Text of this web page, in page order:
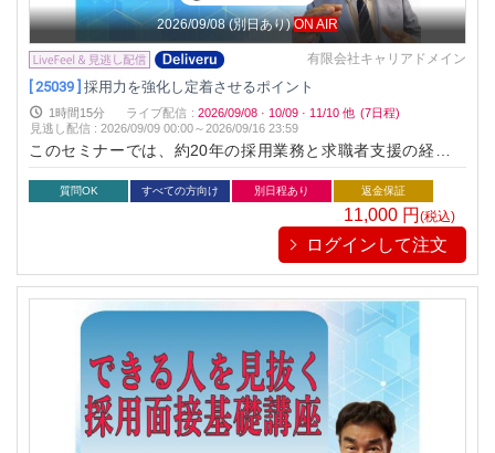
2026/09/08 (別日あり) ON AIR
有限会社キャリアドメイン
[ 25039 ] 採用力を強化し定着させるポイント
1時間15分 ライブ配信 : 2026/09/08 · 10/09 · 11/10 他 (7日程)
見逃し配信 :2026/09/09 00:00～2026/09/16 23:59
このセミナーでは、約20年の採用業務と求職者支援の経験か
ら、採用力の強化と新入社員が定着するポイントについて説明
します。 多くの企業から選んでくらた優秀な応募者を逃さず採
質問OK すべての方向け 別日程あり 返金保証
11,000 円 (税込)
ログインして注文